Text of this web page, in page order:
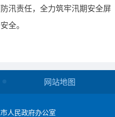
汛责任，全力筑牢汛期安全屏
全。
网站地图
人民政府办公室